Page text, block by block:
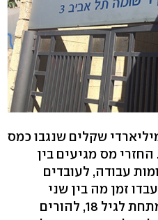
שקלים שנגבו כמס
החזרי מס מגיעים בין
עבודה, לעובדים
זמן מה בין שני
המקומות, להורים לילדים מתחת לגיל 18, להורים